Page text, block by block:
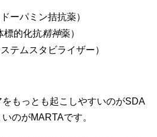
ーパミン拮抗薬）
標的化抗精神薬）
テムスタビライザー）
もっとも起こしやすいのがSDA
のがMARTAです。